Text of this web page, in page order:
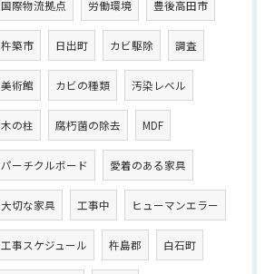
国際物流拠点 労働環境 豊後高田市
杵築市 日出町 カビ駆除 調査
美術館 カビの種類 汚染レベル
木の柱 腐朽菌の除去 MDF
パーチクルボード 愛着のある家具
大切な家具 工事中 ヒューマンエラー
工事スケジュール 杵島郡 白石町